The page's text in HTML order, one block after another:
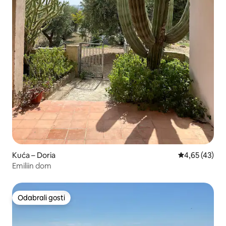
Kuća – Doria Prosječna
4,65 (43)
Emiliin dom
Odabrali gosti
Odabrali gosti